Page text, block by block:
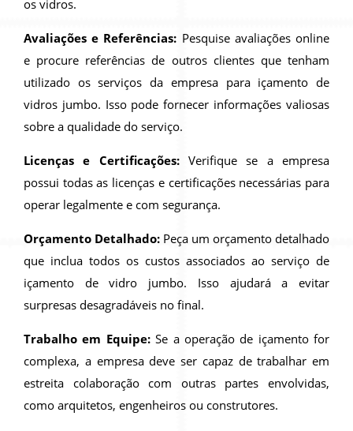
os vidros.
Avaliações e Referências: Pesquise avaliações online
e procure referências de outros clientes que tenham
utilizado os serviços da empresa para içamento de
vidros jumbo. Isso pode fornecer informações valiosas
sobre a qualidade do serviço.
Licenças e Certificações:Verifique se a empresa
possui todas as licenças e certificações necessárias para
operar legalmente e com segurança.
Orçamento Detalhado: Peça um orçamento detalhado
que inclua todos os custos associados ao serviço de
içamento de vidro jumbo. Isso ajudará a evitar
surpresas desagradáveis no final.
Trabalho em Equipe:Se a operação de içamento for
complexa, a empresa deve ser capaz de trabalhar em
estreita colaboração com outras partes envolvidas,
como arquitetos, engenheiros ou construtores.